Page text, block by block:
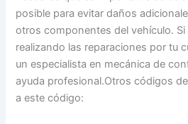
posible para evitar daños
otros componentes del vehículo.
realizando las reparaciones por tu
un especialista en mecánica de
ayuda profesional.Otros códigos
a este código: